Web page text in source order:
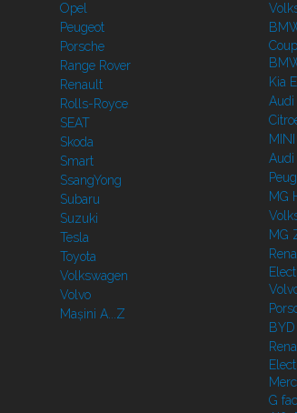
Opel
Peugeot
Porsche
Range Rover
Renault
Rolls-Royce
SEAT
Skoda
Smart
SsangYong
Subaru
Suzuki
Tesla
Toyota
Volkswagen
Volvo
Mașini A...Z
Kia
Audi
MG
MG
G